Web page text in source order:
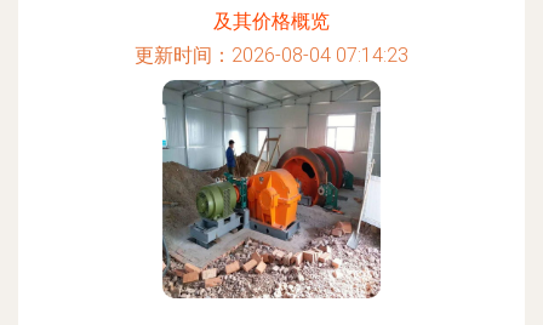
及其价格概览
更新时间：2026-08-04 07:14:23